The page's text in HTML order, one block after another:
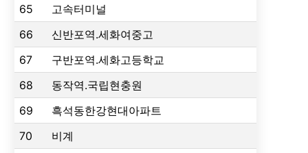
65
고속터미널
66
신반포역.세화여중고
67
구반포역.세화고등학교
68
동작역.국립현충원
69
흑석동한강현대아파트
70
비계